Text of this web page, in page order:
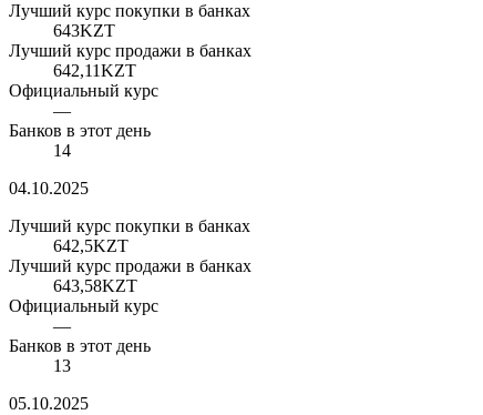
Лучший курс покупки в банках
643KZT
Лучший курс продажи в банках
642,11KZT
Официальный курс
—
Банков в этот день
14
04.10.2025
Лучший курс покупки в банках
642,5KZT
Лучший курс продажи в банках
643,58KZT
Официальный курс
—
Банков в этот день
13
05.10.2025